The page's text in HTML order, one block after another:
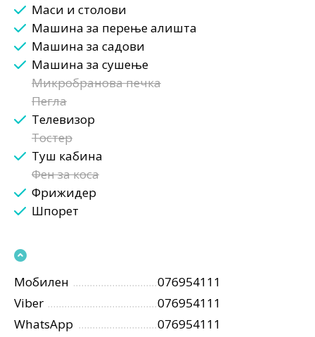
Маси и столови
Машина за перење алишта
Машина за садови
Машина за сушење
Микробранова печка
Пегла
Телевизор
Тостер
Туш кабина
Фен за коса
Фрижидер
Шпорет
Мобилен
076954111
Viber
076954111
WhatsApp
076954111